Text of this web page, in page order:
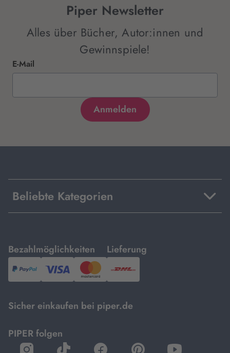
Piper Newsletter
Alles über Bücher, Autor:innen und
Gewinnspiele!
E-Mail
Beliebte Kategorien
Bezahlmöglichkeiten
mit
PayPal,Visa
und
Lieferung
mit
DHL.
Sicher einkaufen bei piper.de
PIPER folgen
öffnet
öffnet
öffnet
öffnet
öffnet